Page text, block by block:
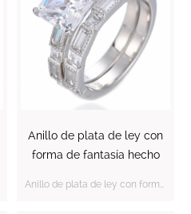
Anillo de plata de ley con
forma de fantasía hecho
infinita.
Anillo de plata de ley con forma de fantasía hecho con circonita princesa infinita.